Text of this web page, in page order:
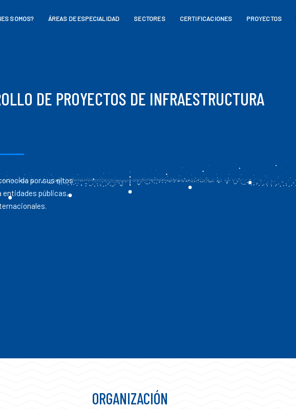
SOMOS? ÁREAS DE ESPECIALIDAD SECTORES CERTIFICACIONES PROYECTOS
DE PROYECTOS DE INFRAESTRUCTURA
por sus altos
entidades públicas,
ORGANIZACIÓN